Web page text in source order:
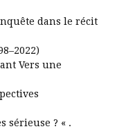
dans le récit
Vers une
sérieuse ? « .